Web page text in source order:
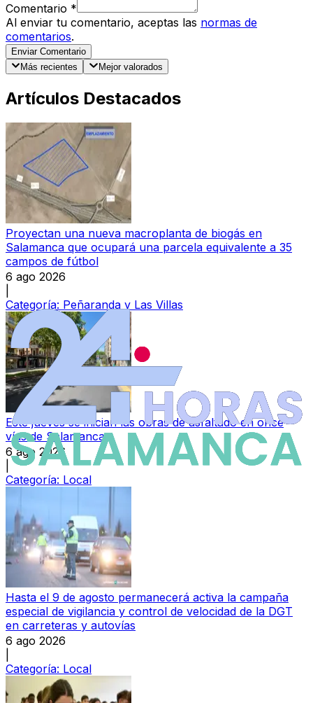
Comentario *
Al enviar tu comentario, aceptas las normas de
comentarios.
Enviar Comentario
Más recientes
Mejor valorados
Artículos Destacados
Proyectan una nueva macroplanta de biogás en
Salamanca que ocupará una parcela equivalente a 35
campos de fútbol
6 ago 2026
Categoría: Peñaranda y Las Villas
Este jueves se inician las obras de asfaltado en once
vías de Salamanca
6 ago 2026
Categoría: Local
Hasta el 9 de agosto permanecerá activa la campaña
especial de vigilancia y control de velocidad de la DGT
en carreteras y autovías
6 ago 2026
Categoría: Local